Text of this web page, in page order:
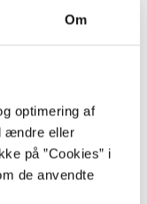
Om
optimering af
ændre eller
på ”Cookies” i
de anvendte